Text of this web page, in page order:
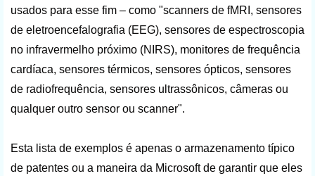
usados para esse fim – como "scanners de fMRI, sensores
de eletroencefalografia (EEG), sensores de espectroscopia
no infravermelho próximo (NIRS), monitores de frequência
cardíaca, sensores térmicos, sensores ópticos, sensores
de radiofrequência, sensores ultrassônicos, câmeras ou
qualquer outro sensor ou scanner".
Esta lista de exemplos é apenas o armazenamento típico
de patentes ou a maneira da Microsoft de garantir que eles